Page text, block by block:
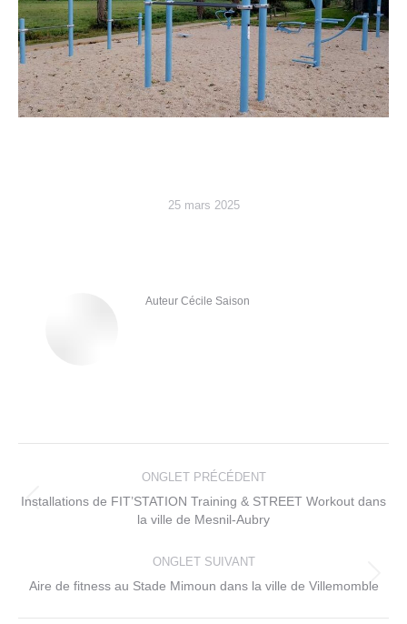
25 mars 2025
Auteur Cécile Saison
commentaire
ONGLET PRÉCÉDENT
Onglet
Installations de FIT’STATION Training & STREET Workout dans
la ville de Mesnil-Aubry
ONGLET SUIVANT
Onglet
Aire de fitness au Stade Mimoun dans la ville de Villemomble